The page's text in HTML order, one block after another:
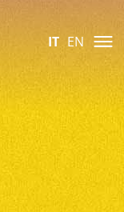
IT EN